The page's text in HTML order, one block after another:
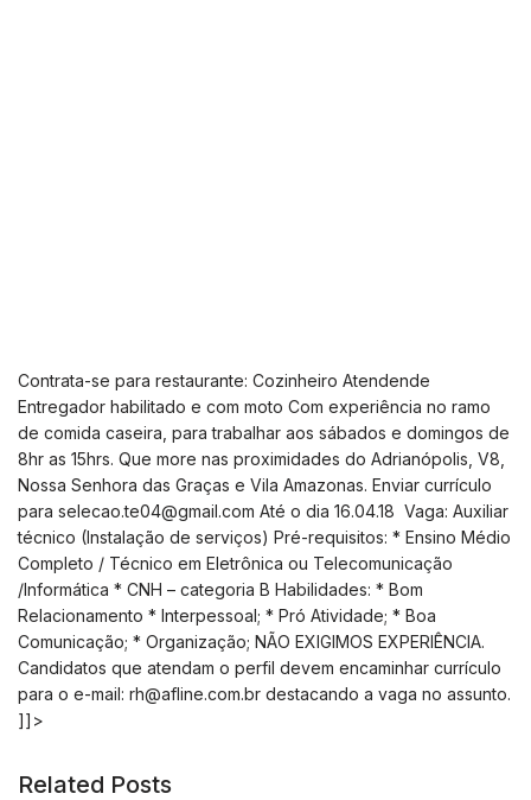
Contrata-se para restaurante: Cozinheiro Atendende
Entregador habilitado e com moto Com experiência no ramo
de comida caseira, para trabalhar aos sábados e domingos de
8hr as 15hrs. Que more nas proximidades do Adrianópolis, V8,
Nossa Senhora das Graças e Vila Amazonas. Enviar currículo
para selecao.te04@gmail.com Até o dia 16.04.18 Vaga: Auxiliar
técnico (Instalação de serviços) Pré-requisitos: * Ensino Médio
Completo / Técnico em Eletrônica ou Telecomunicação
/Informática * CNH – categoria B Habilidades: * Bom
Relacionamento * Interpessoal; * Pró Atividade; * Boa
Comunicação; * Organização; NÃO EXIGIMOS EXPERIÊNCIA.
Candidatos que atendam o perfil devem encaminhar currículo
para o e-mail: rh@afline.com.br destacando a vaga no assunto.
]]>
Related Posts